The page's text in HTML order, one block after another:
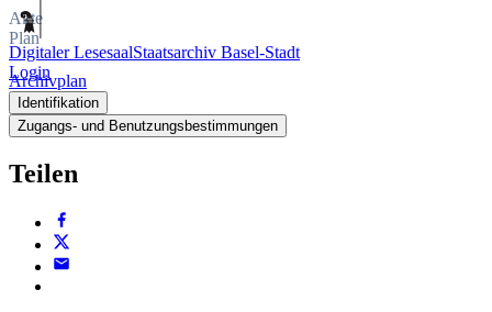
Digitaler LesesaalStaatsarchiv Basel-Stadt
Login
Akte
Plan
Archivplan
Identifikation
Zugangs- und Benutzungsbestimmungen
Teilen